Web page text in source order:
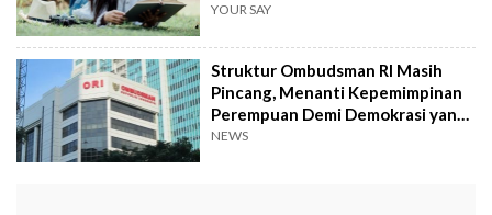
YOUR SAY
Struktur Ombudsman RI Masih
Pincang, Menanti Kepemimpinan
Perempuan Demi Demokrasi yang
Inklusif
NEWS